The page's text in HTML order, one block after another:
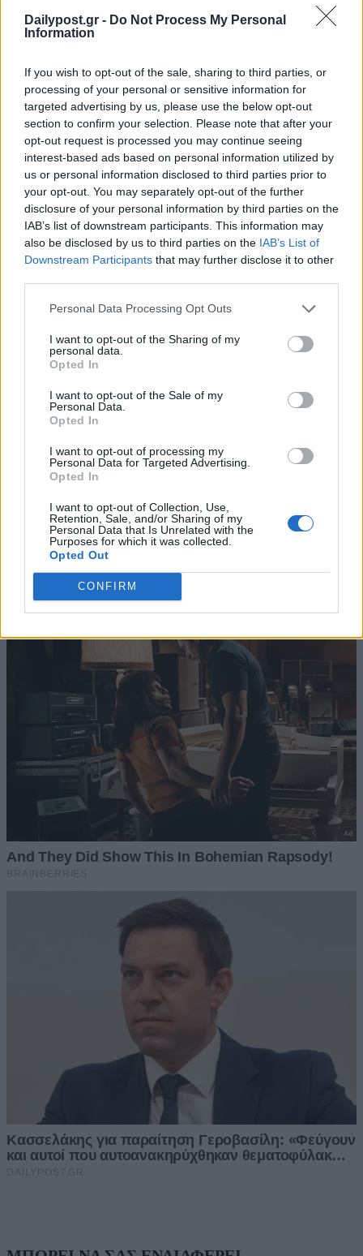
Dailypost.gr - Do Not Process My Personal
Information
If you wish to opt-out of the sale, sharing to third parties, or
processing of your personal or sensitive information for
targeted advertising by us, please use the below opt-out
section to confirm your selection. Please note that after your
opt-out request is processed you may continue seeing
interest-based ads based on personal information utilized by
us or personal information disclosed to third parties prior to
your opt-out. You may separately opt-out of the further
disclosure of your personal information by third parties on the
IAB’s list of downstream participants. This information may
also be disclosed by us to third parties on the IAB’s List of
Downstream Participants that may further disclose it to other
Personal Data Processing Opt Outs
I want to opt-out of the Sharing of my
personal data.
Opted In
I want to opt-out of the Sale of my
Personal Data.
Opted In
I want to opt-out of processing my
Personal Data for Targeted Advertising.
Opted In
I want to opt-out of Collection, Use,
Retention, Sale, and/or Sharing of my
Personal Data that Is Unrelated with the
Purposes for which it was collected.
Opted Out
CONFIRM